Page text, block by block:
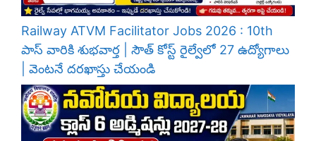
Railway ATVM Facilitator Jobs 2026 : 10th
పాస్ వారికి శుభవార్త | సౌత్ కోస్ట్ రైల్వేలో 27 ఉద్యోగాలు
| వెంటనే దరఖాస్తు చేయండి